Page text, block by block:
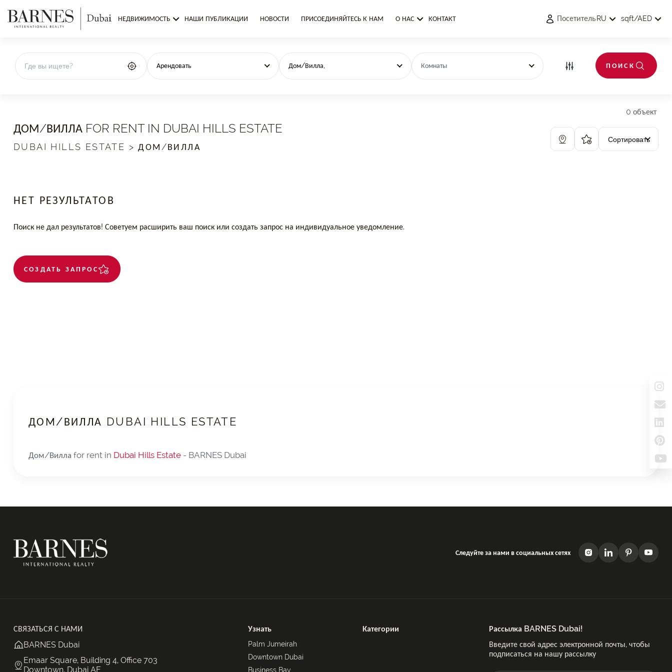
НЕДВИЖИМОСТЬ НАШИ ПУБЛИКАЦИИ НОВОСТИ ПРИСОЕДИНЯЙТЕСЬ К НАМ О НАС КОНТАКТ Посетитель RU sqft/AED
Арендовать Дом/Вилла, Комнаты ПОИСК
0 объект
ДОМ/ВИЛЛА FOR RENT IN DUBAI HILLS ESTATE
DUBAI HILLS ESTATE > ДОМ/ВИЛЛА
Сортировать
НЕТ РЕЗУЛЬТАТОВ
Поиск не дал результатов! Советуем расширить ваш поиск или создать запрос на индивидуальное уведомление.
СОЗДАТЬ ЗАПРОС
ДОМ/ВИЛЛА DUBAI HILLS ESTATE
Дом/Вилла for rent in Dubai Hills Estate - BARNES Dubai
Следуйте за нами в социальных сетях
СВЯЗАТЬСЯ С НАМИ
BARNES Dubai
Emaar Square, Building 4, Office 703
Downtown, Dubai AE
Узнать
Palm Jumeirah
Downtown Dubai
Business Bay
Категории
Рассылка BARNES Dubai!
Введите свой адрес электронной почты, чтобы
подписаться на нашу рассылку